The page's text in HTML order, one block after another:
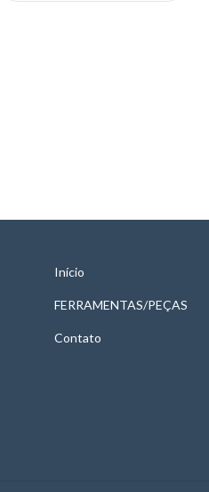
Início
FERRAMENTAS/PEÇAS
Contato